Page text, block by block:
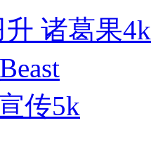
诸葛果